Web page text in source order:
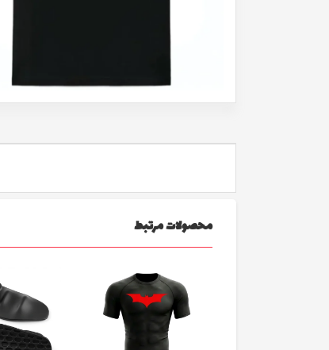
محصولات مرتبط